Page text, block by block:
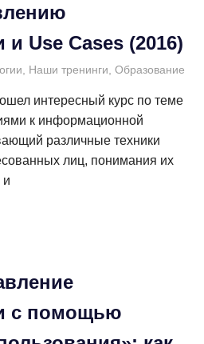
Use Cases (2016)
, Наши тренинги, Образование
интересный курс по теме
к информационной
различные техники
лиц, понимания их
и
с помощью